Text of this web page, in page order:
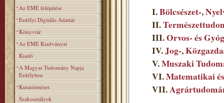
Az EME felépitése
Erdélyi Digitális Adattár
Könyvtár
Az EME Kiadványai
Kiadó
A Magyar Tudomány Napja
Erdélyben
Kutatóintézet
Szakosztályok
I.Bölcsészet-,
II.
III.Orvos- és
IV.Jog-,
V.Muszaki
VI.Matematikai
VII.